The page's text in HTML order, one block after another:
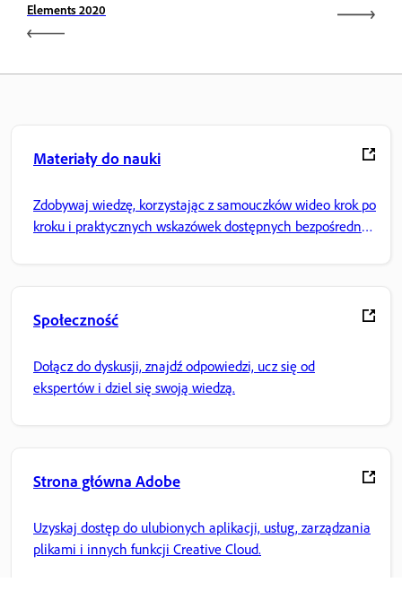
Elements 2020
Materiały do nauki
Zdobywaj wiedzę, korzystając z samouczków wideo krok po
kroku i praktycznych wskazówek dostępnych bezpośrednio
Społeczność
Dołącz do dyskusji, znajdź odpowiedzi, ucz się od
ekspertów i dziel się swoją wiedzą.
Strona główna Adobe
Uzyskaj dostęp do ulubionych aplikacji, usług, zarządzania
plikami i innych funkcji Creative Cloud.